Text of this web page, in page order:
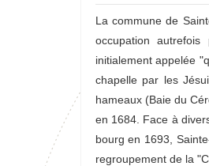
La commune de
occupation
initialement appelée
chapelle par les
hameaux (Baie du
en 1684. Face à
bourg en 1693,
regroupement de la